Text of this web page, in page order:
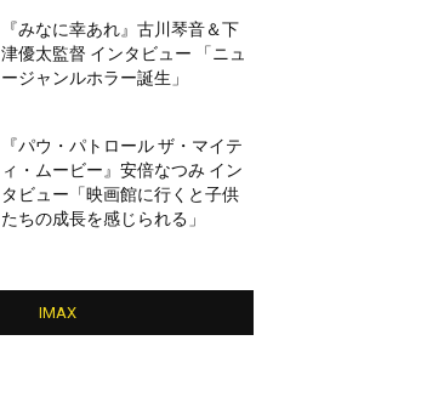
『みなに幸あれ』古川琴音＆下
津優太監督 インタビュー 「ニュ
ージャンルホラー誕生」
『パウ・パトロール ザ・マイテ
ィ・ムービー』安倍なつみ イン
タビュー「映画館に行くと子供
たちの成長を感じられる」
IMAX